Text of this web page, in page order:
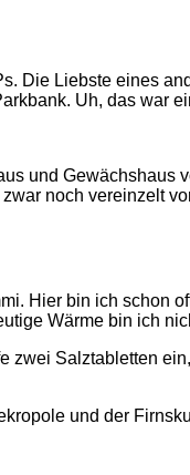
Die Liebste eines
Uh, das war
und
noch vereinzelt
Hier bin ich schon
Wärme bin ich
zwei Salztabletten
und der